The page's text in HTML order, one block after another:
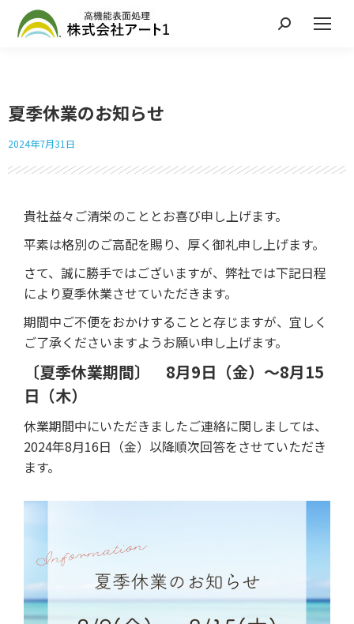
夏季休業のお知らせ
2024年7月31日
貴社益々ご清栄のこととお喜び申し上げます。
平素は格別のご高配を賜り、厚く御礼申し上げます。
さて、誠に勝手ではございますが、弊社では下記日程
により夏季休業させていただきます。
期間中ご不便をおかけすることと存じますが、宜しく
ご了承くださいますようお願い申し上げます。
〔夏季休業期間〕 8月9日（金）～8月15
日（木）
休業期間中にいただきましたご連絡に関しましては、
2024年8月16日（金）以降順次回答をさせていただき
ます。